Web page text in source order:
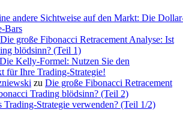
andere Sichtweise auf den Markt: Die
Bars
Die große Fibonacci Retracement Analyse: Ist
blödsinn? (Teil 1)
Die Kelly-Formel: Nutzen Sie den
für Ihre Trading-Strategie!
zu Die große Fibonacci Retracement
Trading blödsinn? (Teil 2)
Trading-Strategie verwenden? (Teil 1/2)